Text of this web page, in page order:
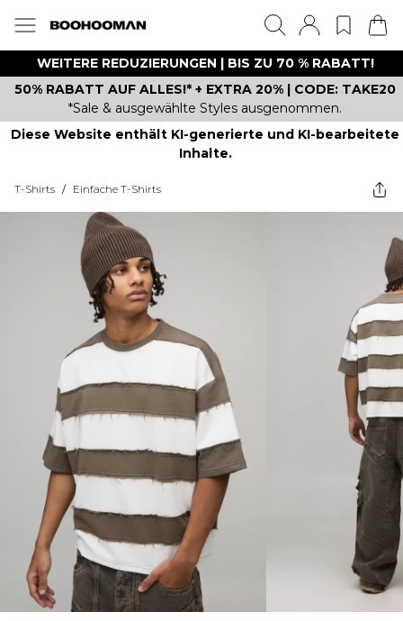
WEITERE REDUZIERUNGEN | BIS ZU 70 % RABATT!
50% RABATT AUF ALLES!* + EXTRA 20% | CODE: TAKE20
*Sale & ausgewählte Styles ausgenommen.
Diese Website enthält KI-generierte und KI-bearbeitete
Inhalte.
T-Shirts / Einfache T-Shirts